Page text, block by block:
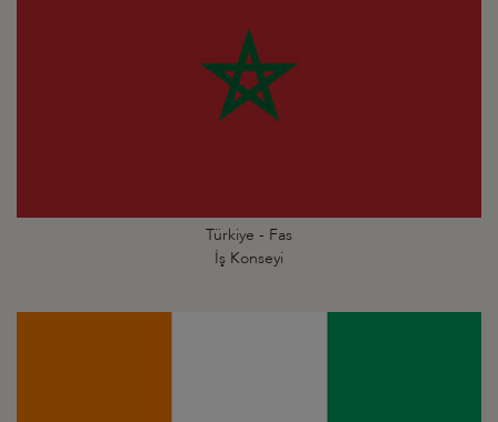
Türkiye - Fas
İş Konseyi